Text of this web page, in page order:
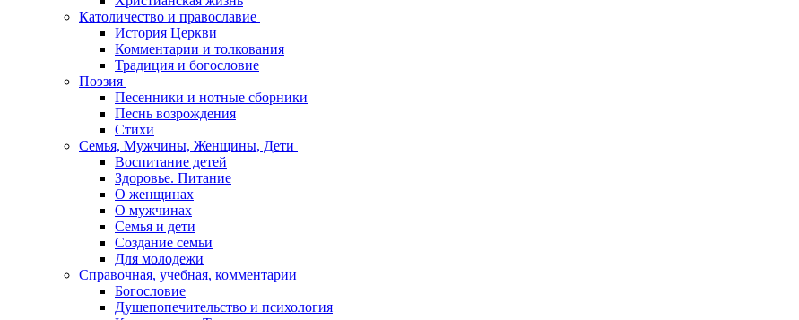
Католичество и православие
История Церкви
Комментарии и толкования
Традиция и богословие
Поэзия
Песенники и нотные сборники
Песнь возрождения
Стихи
Семья, Мужчины, Женщины, Дети
Воспитание детей
Здоровье. Питание
О женщинах
О мужчинах
Семья и дети
Создание семьи
Для молодежи
Справочная, учебная, комментарии
Богословие
Душепопечительство и психология